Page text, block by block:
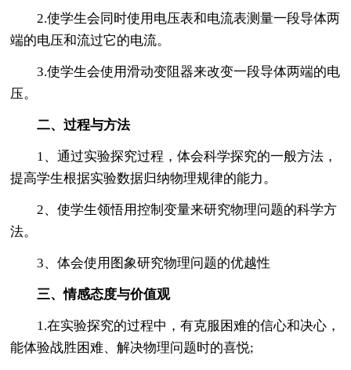
2.使学生会同时使用电压表和电流表测量一段导体两
端的电压和流过它的电流。
3.使学生会使用滑动变阻器来改变一段导体两端的电
压。
二、过程与方法
1、通过实验探究过程，体会科学探究的一般方法，
提高学生根据实验数据归纳物理规律的能力。
2、使学生领悟用控制变量来研究物理问题的科学方
法。
3、体会使用图象研究物理问题的优越性
三、情感态度与价值观
1.在实验探究的过程中，有克服困难的信心和决心，
能体验战胜困难、解决物理问题时的喜悦;